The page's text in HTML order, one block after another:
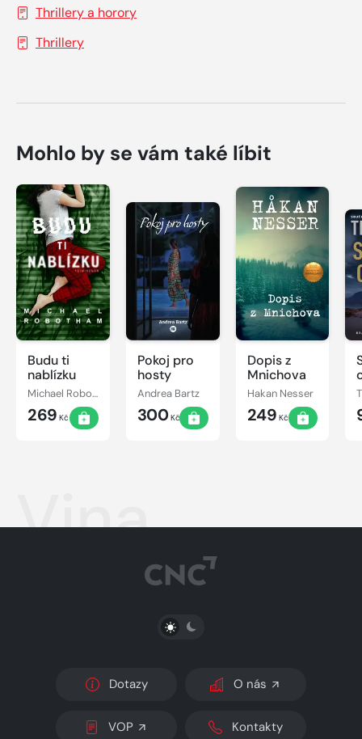
Thrillery a horory
Thrillery
Mohlo by se vám také líbit
Budu ti
nablízku
Michael Robotham
269 Kč
Pokoj pro
hosty
Andrea Bartz
300Kč
Dopis z
Mnichova
Hakan Nesser
249 Kč
Vina
PŘEPNOUT SVĚTLÝ/TMAVÝ REŽIM
Dotazy O nás
VOP Kontakty